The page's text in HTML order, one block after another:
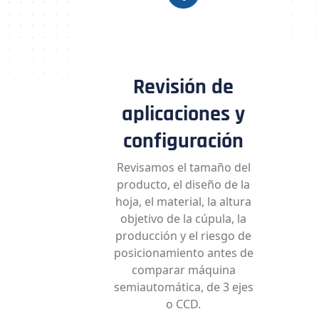
Revisión de
aplicaciones y
configuración
Revisamos el tamaño del
producto, el diseño de la
hoja, el material, la altura
objetivo de la cúpula, la
producción y el riesgo de
posicionamiento antes de
comparar máquina
semiautomática, de 3 ejes
o CCD.